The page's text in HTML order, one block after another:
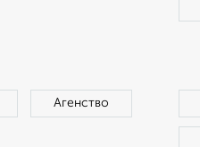
Агенство